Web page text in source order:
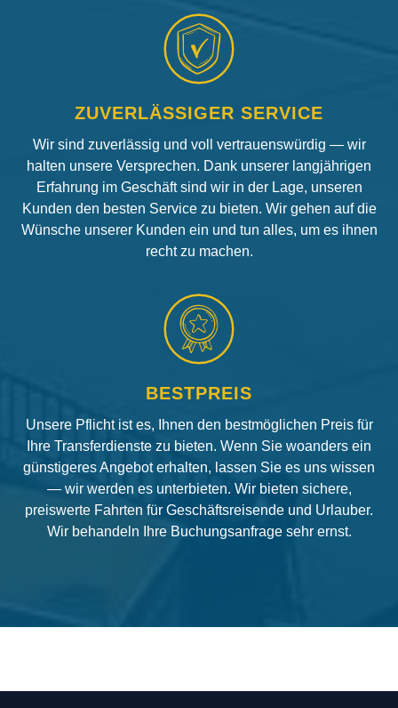
ZUVERLÄSSIGER SERVICE
Wir sind zuverlässig und voll vertrauenswürdig — wir
halten unsere Versprechen. Dank unserer langjährigen
Erfahrung im Geschäft sind wir in der Lage, unseren
Kunden den besten Service zu bieten. Wir gehen auf die
Wünsche unserer Kunden ein und tun alles, um es ihnen
recht zu machen.
BESTPREIS
Unsere Pflicht ist es, Ihnen den bestmöglichen Preis für
Ihre Transferdienste zu bieten. Wenn Sie woanders ein
günstigeres Angebot erhalten, lassen Sie es uns wissen
— wir werden es unterbieten. Wir bieten sichere,
preiswerte Fahrten für Geschäftsreisende und Urlauber.
Wir behandeln Ihre Buchungsanfrage sehr ernst.